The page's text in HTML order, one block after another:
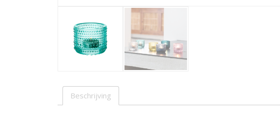
Beschrijving